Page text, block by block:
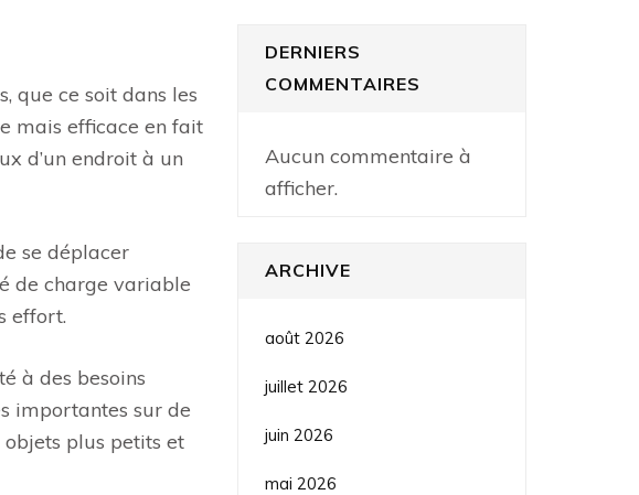
que ce soit dans les
mais efficace en fait
d’un endroit à un
se déplacer
de charge variable
effort.
à des besoins
importantes sur de
plus petits et
DERNIERS
COMMENTAIRES
Aucun commentaire à
afficher.
ARCHIVE
août 2026
juillet 2026
juin 2026
mai 2026